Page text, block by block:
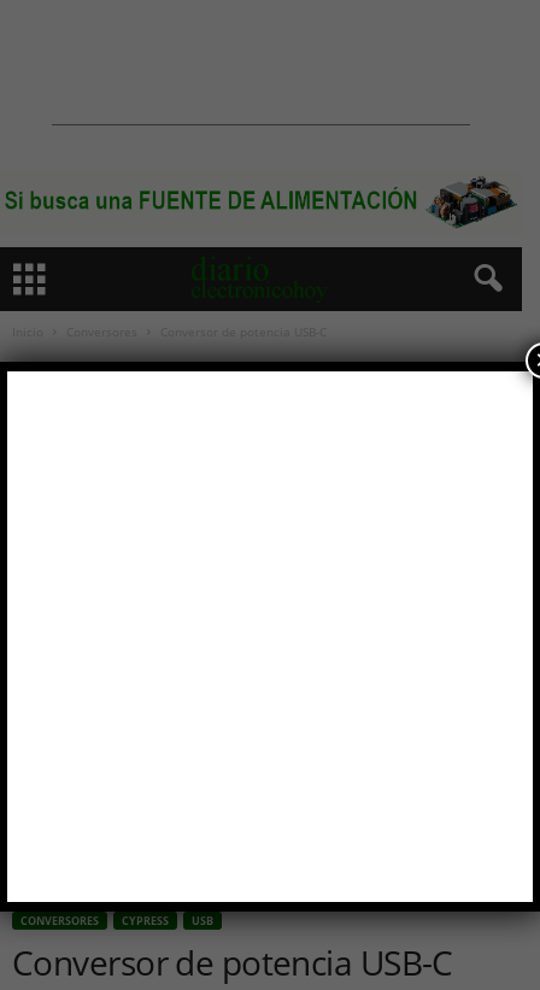
Conversores Conversor de potencia USB-C
CONVERSORES CYPRESS USB
Conversor de potencia USB-C